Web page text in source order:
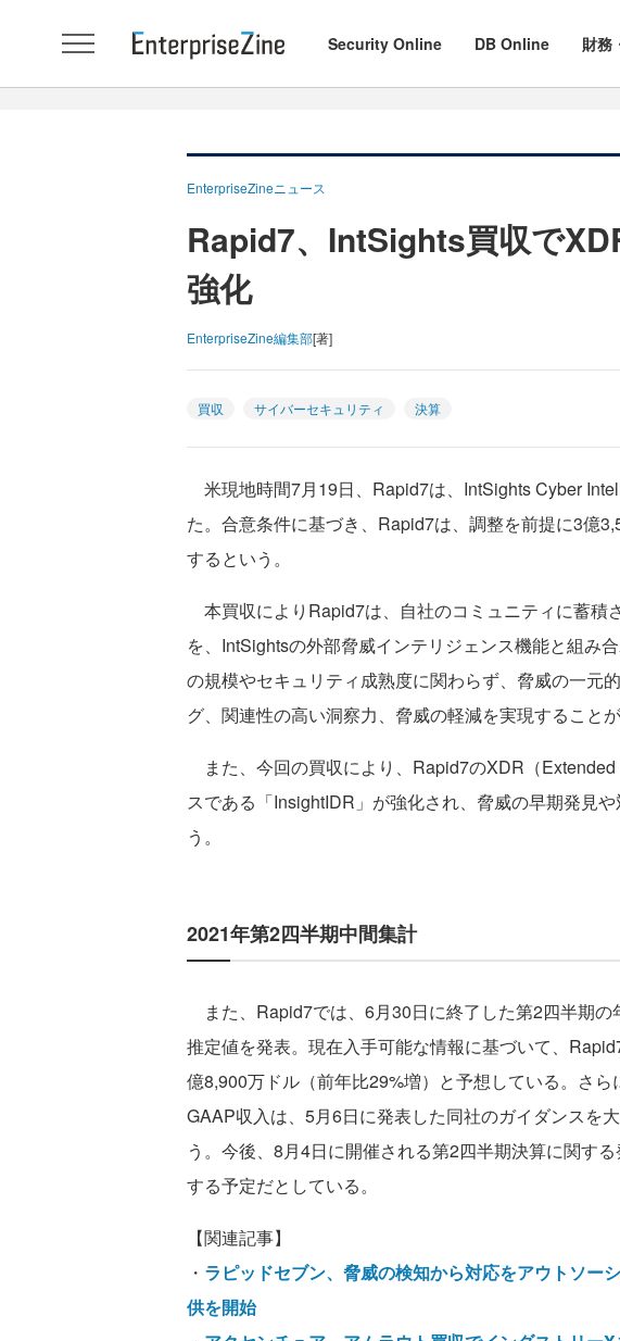
Security Online DB Online 財務
EnterpriseZineニュース
Rapid7、IntSights買収で
強化
EnterpriseZine編集部[著]
買収 サイバーセキュリティ 決算
米現地時間7月19日、Rapid7は、IntSights Cyber
た。合意条件に基づき、Rapid7は、調整を前提に3億
するという。
本買収によりRapid7は、自社のコミュニティに蓄積
を、IntSightsの外部脅威インテリジェンス機能と組み
の規模やセキュリティ成熟度に関わらず、脅威の一元
グ、関連性の高い洞察力、脅威の軽減を実現すること
また、今回の買収により、Rapid7のXDR（
スである「InsightIDR」が強化され、脅威の早期発見
う。
2021年第2四半期中間集計
また、Rapid7では、6月30日に終了した第2四半期
推定値を発表。現在入手可能な情報に基づいて、
億8,900万ドル（前年比29%増）と予想している。さ
GAAP収入は、5月6日に発表した同社のガイダンスを
う。今後、8月4日に開催される第2四半期決算に関す
する予定だとしている。
【関連記事】
・ ラピッドセブン、脅威の検知から対応をアウトソー
供を開始